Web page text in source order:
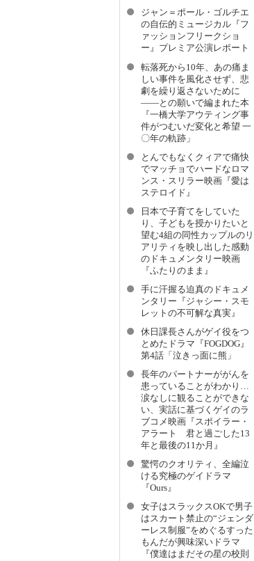
ジャン＝ポール・ゴルチエ
の自伝的ミュージカル『フ
ァッションフリークショ
ー』プレミア公演レポート
転落死から10年、あの痛ま
しい事件を風化させず、悲
劇を繰り返さないために
――との願いで編まれた本
『一橋大学アウティング事
件がつむいだ変化と希望 一
〇年の軌跡」
とんでもなくクィアで痛快
でマッチョでハードなロマ
ンス・スリラー映画『愛は
ステロイド』
日本で子育てをしていた
り、子どもを授かりたいと
望む4組の同性カップルのリ
アリティを映し出した感動
のドキュメンタリー映画
『ふたりのまま』
手に汗握る迫真のドキュメ
ンタリー『ジャシー・スモ
レットの不可解な真実』
休日課長さんがゲイ役をつ
とめたドラマ『FOGDOG』
第4話「泣きっ面に熊」
長年のパートナーががんを
患っていることがわかり…
涙なしに観ることができな
い、実話に基づくゲイのラ
ブコメ映画『スポイラー・
アラート 君と過ごした13
年と最後の11か月』
驚愕のクオリティ、全編泣
ける究極のゲイドラマ
『Ours』
女子はスラックスOKで男子
はスカート禁止の“ジェンダ
ーレス制服”をめぐるすった
もんだが興味深いドラマ
『僕達はまだその星の校則